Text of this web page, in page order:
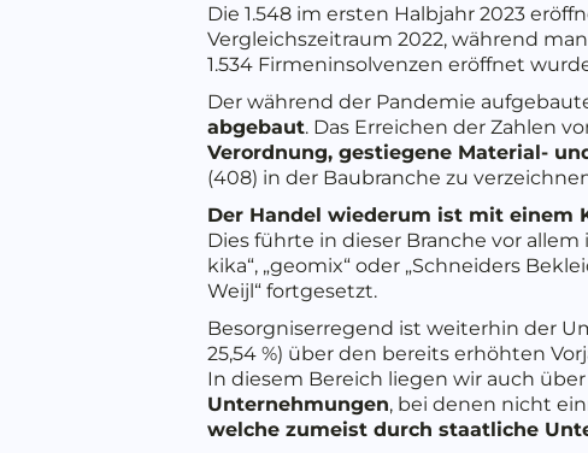
Die 1.548 im ersten Halbjahr 2023
Vergleichszeitraum 2022, während
1.534 Firmeninsolvenzen eröffnet
Der während der Pandemie
abgebaut. Das Erreichen der Zahlen
Verordnung, gestiegene Material-
(408) in der Baubranche zu
Der Handel wiederum ist mit einem
Dies führte in dieser Branche vor
kika“, „geomix“ oder „Schneiders
Weijl“ fortgesetzt.
Besorgniserregend ist weiterhin der
25,54 %) über den bereits erhöhten
In diesem Bereich liegen wir auch über
Unternehmungen, bei denen nicht
welche zumeist durch staatliche